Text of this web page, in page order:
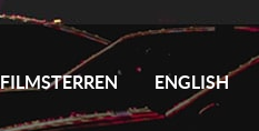
FILMSTERREN ENGLISH